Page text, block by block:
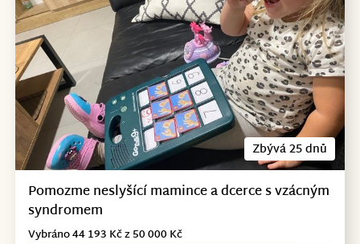
Zbývá 25 dnů
Pomozme neslyšící mamince a dcerce s vzácným
syndromem
Vybráno 44 193 Kč z 50 000 Kč